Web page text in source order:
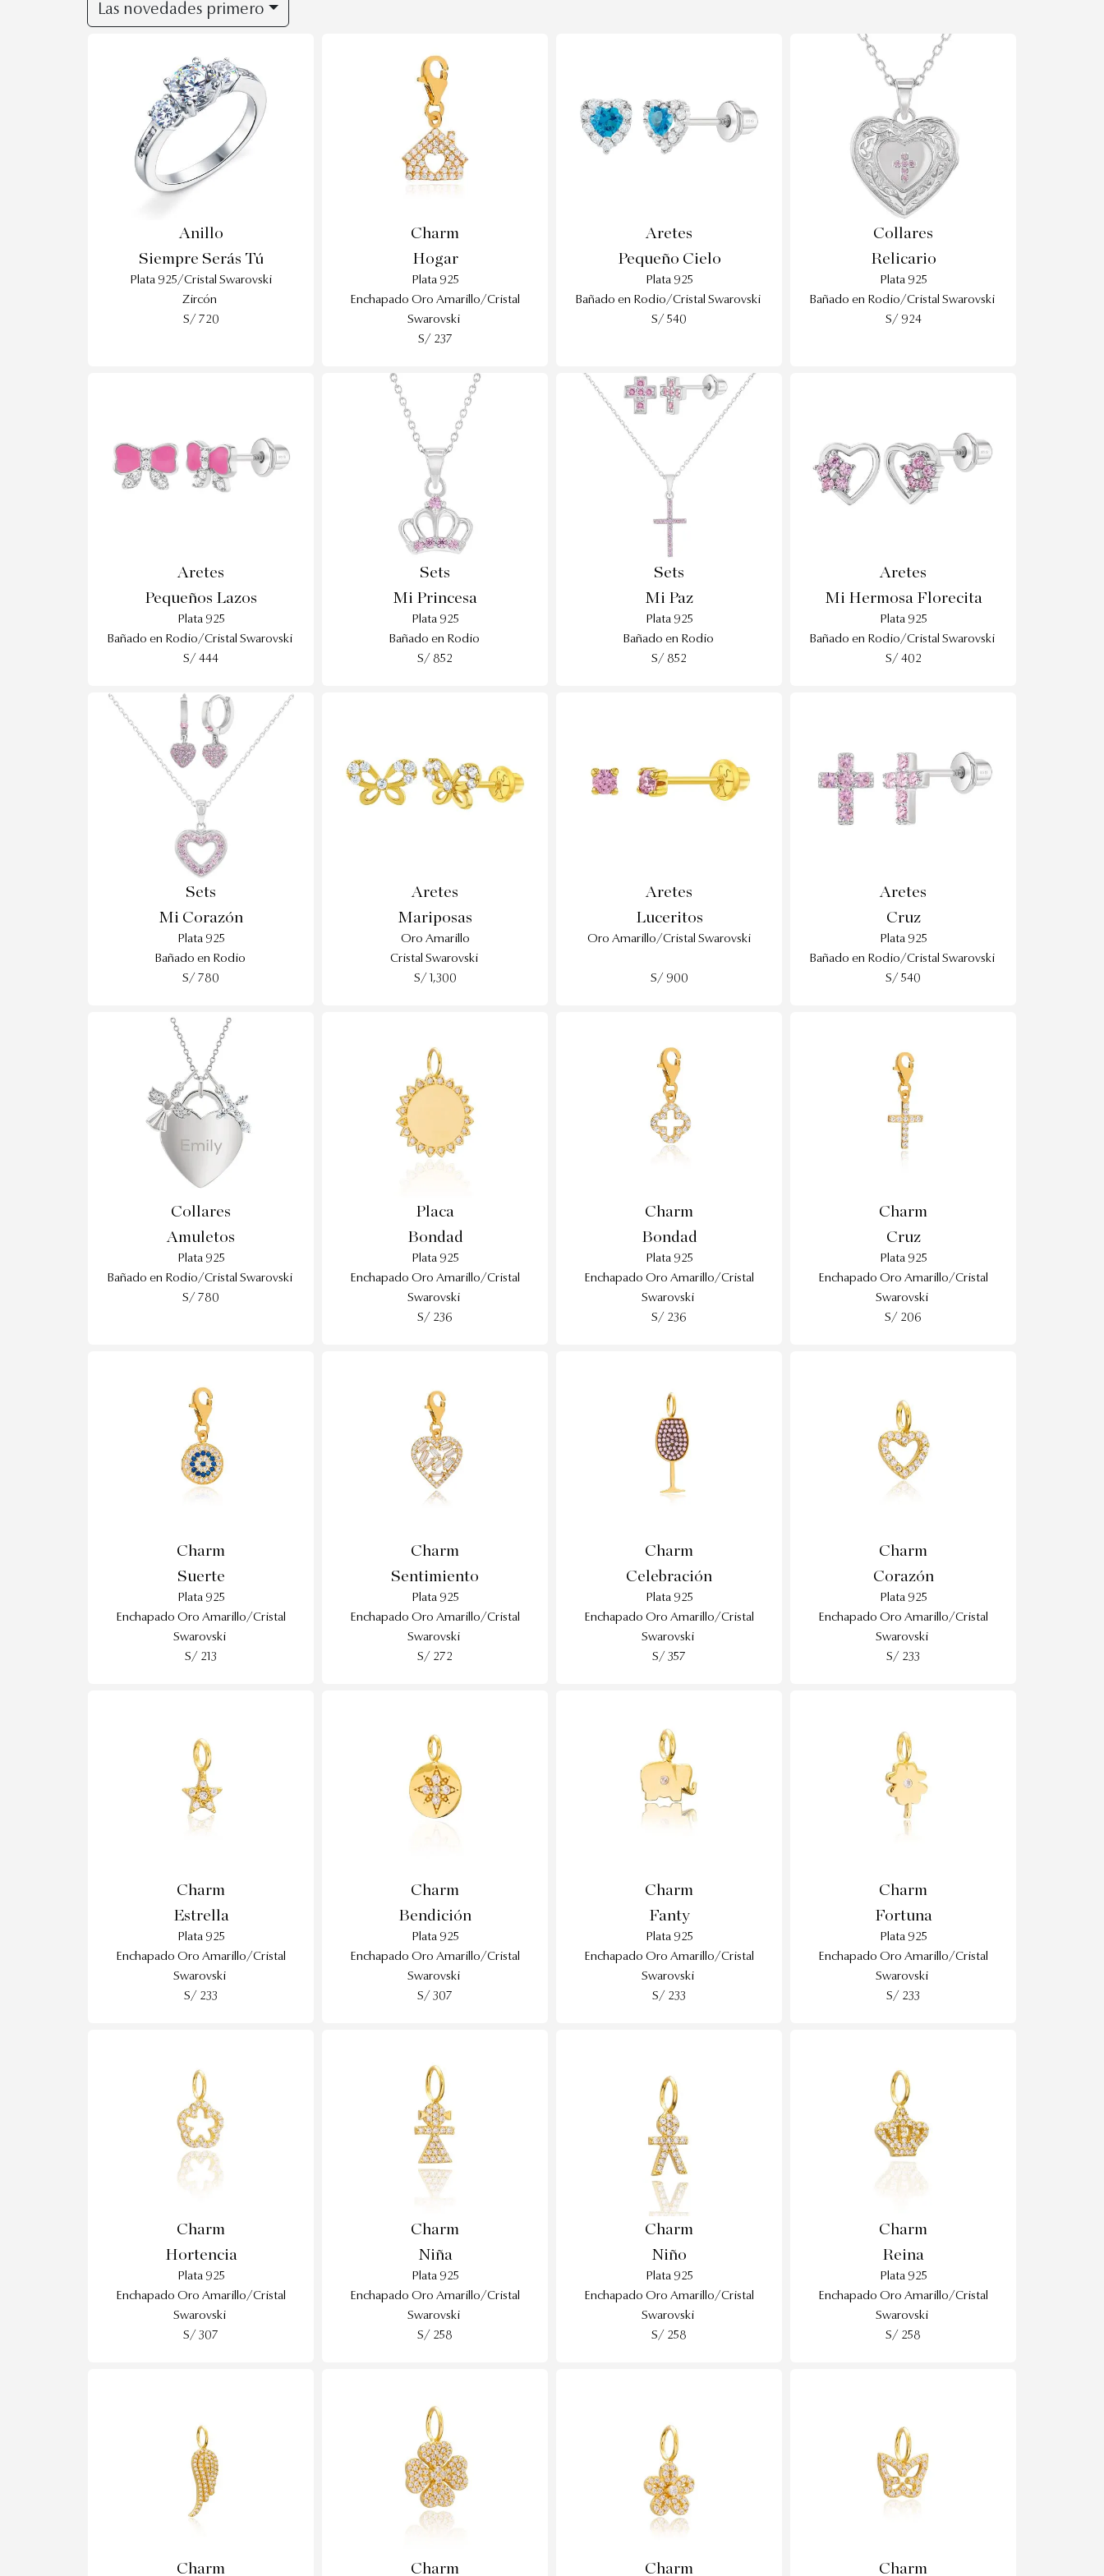
Las novedades primero
Anillo
Siempre Serás Tú
Plata 925/Cristal Swarovski
Zircón
S/ 720
Charm
Hogar
Plata 925
Enchapado Oro Amarillo/Cristal
Swarovski
S/ 237
Aretes
Pequeño Cielo
Plata 925
Bañado en Rodio/Cristal Swarovski
S/ 540
Collares
Relicario
Plata 925
Bañado en Rodio/Cristal Swarovski
S/ 924
Aretes
Pequeños Lazos
Plata 925
Bañado en Rodio/Cristal Swarovski
S/ 444
Sets
Mi Princesa
Plata 925
Bañado en Rodio
S/ 852
Sets
Mi Paz
Plata 925
Bañado en Rodio
S/ 852
Aretes
Mi Hermosa Florecita
Plata 925
Bañado en Rodio/Cristal Swarovski
S/ 402
Sets
Mi Corazón
Plata 925
Bañado en Rodio
S/ 780
Aretes
Mariposas
Oro Amarillo
Cristal Swarovski
S/ 1,300
Aretes
Luceritos
Oro Amarillo/Cristal Swarovski
S/ 900
Aretes
Cruz
Plata 925
Bañado en Rodio/Cristal Swarovski
S/ 540
Collares
Amuletos
Plata 925
Bañado en Rodio/Cristal Swarovski
S/ 780
Placa
Bondad
Plata 925
Enchapado Oro Amarillo/Cristal
Swarovski
S/ 236
Charm
Bondad
Plata 925
Enchapado Oro Amarillo/Cristal
Swarovski
S/ 236
Charm
Cruz
Plata 925
Enchapado Oro Amarillo/Cristal
Swarovski
S/ 206
Charm
Suerte
Plata 925
Enchapado Oro Amarillo/Cristal
Swarovski
S/ 213
Charm
Sentimiento
Plata 925
Enchapado Oro Amarillo/Cristal
Swarovski
S/ 272
Charm
Celebración
Plata 925
Enchapado Oro Amarillo/Cristal
Swarovski
S/ 357
Charm
Corazón
Plata 925
Enchapado Oro Amarillo/Cristal
Swarovski
S/ 233
Charm
Estrella
Plata 925
Enchapado Oro Amarillo/Cristal
Swarovski
S/ 233
Charm
Bendición
Plata 925
Enchapado Oro Amarillo/Cristal
Swarovski
S/ 307
Charm
Fanty
Plata 925
Enchapado Oro Amarillo/Cristal
Swarovski
S/ 233
Charm
Fortuna
Plata 925
Enchapado Oro Amarillo/Cristal
Swarovski
S/ 233
Charm
Hortencia
Plata 925
Enchapado Oro Amarillo/Cristal
Swarovski
S/ 307
Charm
Niña
Plata 925
Enchapado Oro Amarillo/Cristal
Swarovski
S/ 258
Charm
Niño
Plata 925
Enchapado Oro Amarillo/Cristal
Swarovski
S/ 258
Charm
Reina
Plata 925
Enchapado Oro Amarillo/Cristal
Swarovski
S/ 258
Charm Charm Charm Charm